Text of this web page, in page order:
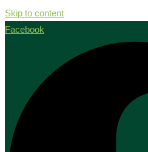
Skip to content
Facebook